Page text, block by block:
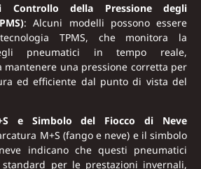
Controllo della Pressione degli
: Alcuni modelli possono essere
TPMS, che monitora la
pneumatici in tempo reale,
mantenere una pressione corretta per
ed efficiente dal punto di vista del
e Simbolo del Fiocco di Neve
M+S (fango e neve) e il simbolo
indicano che questi pneumatici
per le prestazioni invernali,